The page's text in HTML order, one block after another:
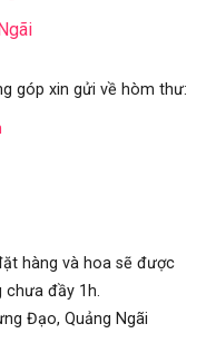
góp xin gửi về hòm thư:
hàng và hoa sẽ được
chưa đầy 1h.
Đạo, Quảng Ngãi